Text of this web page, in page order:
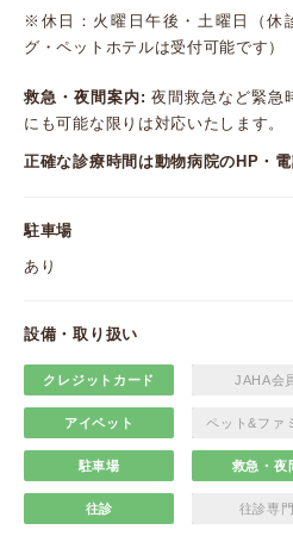
※休日：火曜日午後・土曜日（休
グ・ペットホテルは受付可能です）
救急・夜間案内:夜間救急など緊急
にも可能な限りは対応いたします。
正確な診療時間は動物病院のHP・電
駐車場
あり
設備・取り扱い
クレジットカード JAHA会
アイペット ペット&ファ
駐車場 救急・夜
往診 往診専門